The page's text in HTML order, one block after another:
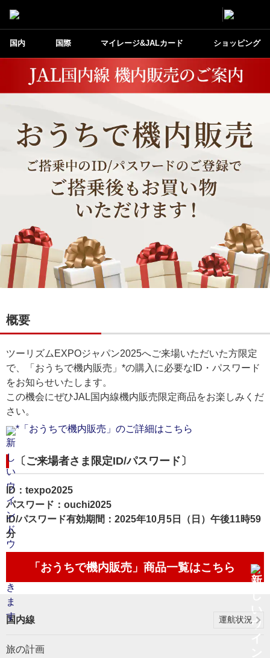
国内 国際 マイレージ&JALカード ショッピング
JAL国内線 機内販売のご案内 おうちで機内
概要
ツーリズムEXPOジャパン2025へご来場いただいた方限定
で、「おうちで機内販売」*の購入に必要なID・パスワード
をお知らせいたします。
この機会にぜひJAL国内線機内販売限定商品をお楽しみくだ
さい。
*「おうちで機内販売」のご詳細はこちら
〔ご来場者さま限定ID/パスワード〕
ID：texpo2025
パスワード：ouchi2025
ID/パスワード有効期間：2025年10月5日（日）午後11時59
分
「おうちで機内販売」商品一覧はこちら
国内線 運航状況
旅の計画